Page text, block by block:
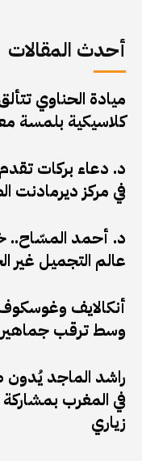
أحدث المقالات
ميادة الحناوي
كلاسيكية بلمسة
د. دعاء بركات
في مركز ديرمادنت
د. أحمد المسّاح..
عالم التجميل غير
وسط ترقب
راشد الماجد
في المغرب بمشاركة
زياري